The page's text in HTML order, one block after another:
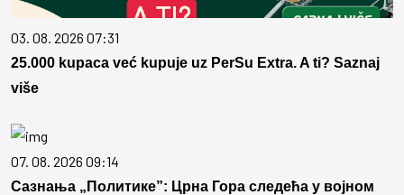
03. 08. 2026 07:31
25.000 kupaca već kupuje uz PerSu Extra. A ti? Saznaj
više
07. 08. 2026 09:14
Сазнања „Политике”: Црна Гора следећа у војном